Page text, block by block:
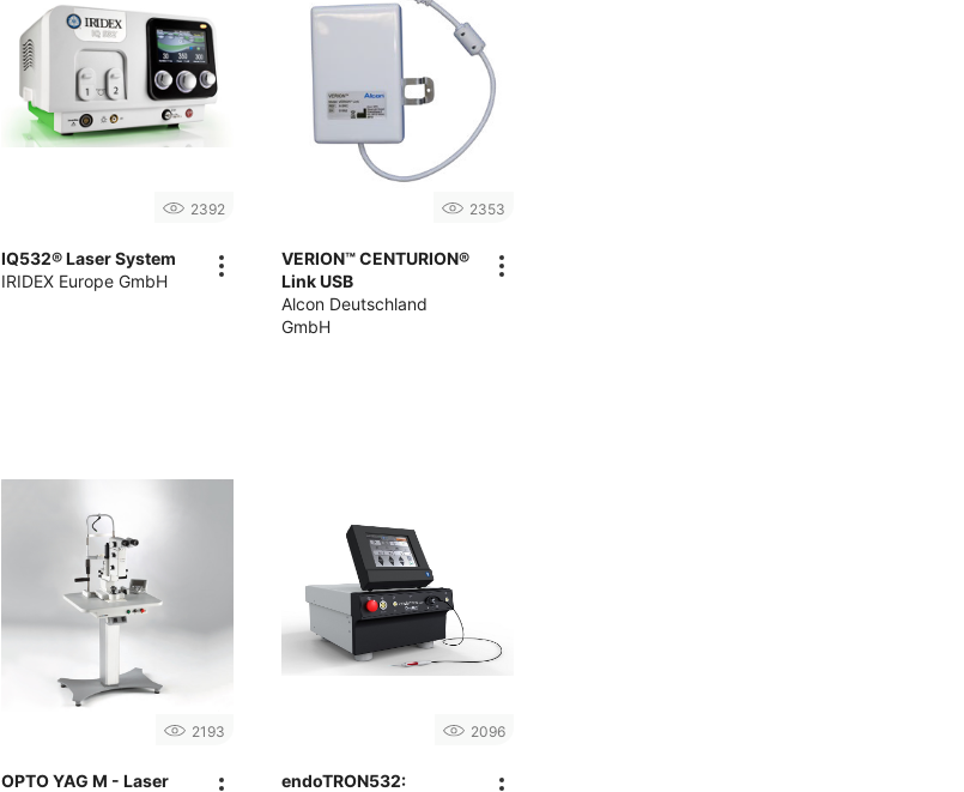
2392
IQ532® Laser System
IRIDEX Europe GmbH
2353
VERION™ CENTURION®
Link USB
Alcon Deutschland
GmbH
2193
OPTO YAG M - Laser
2096
endoTRON532: